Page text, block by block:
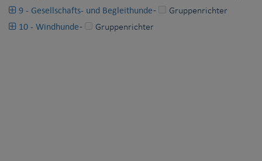
9 - Gesellschafts- und Begleithunde- Gruppenrichter
10 - Windhunde- Gruppenrichter